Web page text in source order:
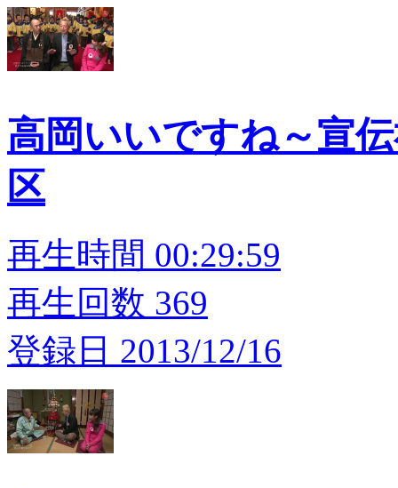
高岡いいですね～宣
区
再生時間 00:29:59
再生回数 369
登録日 2013/12/16